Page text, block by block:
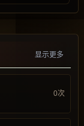
显示更多
0次